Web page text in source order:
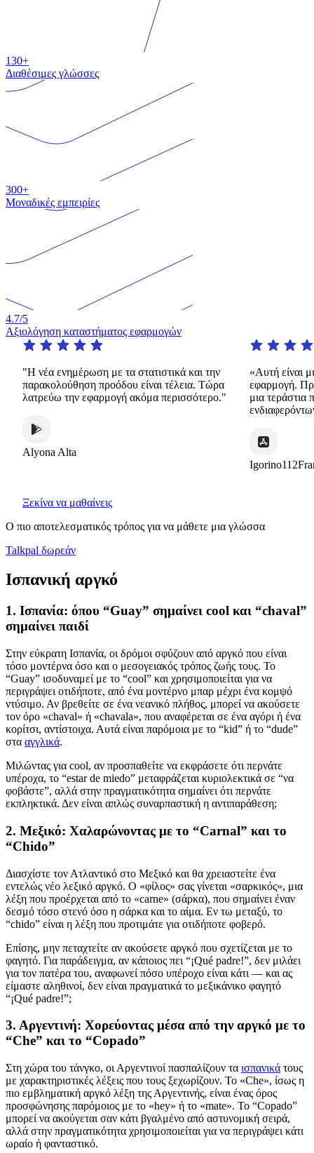
130+
Διαθέσιμες γλώσσες
300+
Μοναδικές εμπειρίες
4.7/5
Αξιολόγηση καταστήματος εφαρμογών
"Η νέα ενημέρωση με τα στατιστικά και την
παρακολούθηση προόδου είναι τέλεια. Τώρα
λατρεύω την εφαρμογή ακόμα περισσότερο."
Alyona Alta
«Αυτή είναι
εφαρμογή.
μια τεράστια
ενδιαφερόντων
Igorino112France
Ξεκίνα να μαθαίνεις
Ο πιο αποτελεσματικός τρόπος για να μάθετε μια γλώσσα
Talkpal δωρεάν
Ισπανική αργκό
1. Ισπανία: όπου “Guay” σημαίνει cool και “chaval”
σημαίνει παιδί
Στην εύκρατη Ισπανία, οι δρόμοι σφύζουν από αργκό που είναι
τόσο μοντέρνα όσο και ο μεσογειακός τρόπος ζωής τους. Το
“Guay” ισοδυναμεί με το “cool” και χρησιμοποιείται για να
περιγράψει οτιδήποτε, από ένα μοντέρνο μπαρ μέχρι ένα κομψό
ντύσιμο. Αν βρεθείτε σε ένα νεανικό πλήθος, μπορεί να ακούσετε
τον όρο «chaval» ή «chavala», που αναφέρεται σε ένα αγόρι ή ένα
κορίτσι, αντίστοιχα. Αυτά είναι παρόμοια με το “kid” ή το “dude”
στα αγγλικά.
Μιλώντας για cool, αν προσπαθείτε να εκφράσετε ότι περνάτε
υπέροχα, το “estar de miedo” μεταφράζεται κυριολεκτικά σε “να
φοβάστε”, αλλά στην πραγματικότητα σημαίνει ότι περνάτε
εκπληκτικά. Δεν είναι απλώς συναρπαστική η αντιπαράθεση;
2. Μεξικό: Χαλαρώνοντας με το “Carnal” και το
“Chido”
Διασχίστε τον Ατλαντικό στο Μεξικό και θα χρειαστείτε ένα
εντελώς νέο λεξικό αργκό. Ο «φίλος» σας γίνεται «σαρκικός», μια
λέξη που προέρχεται από το «carne» (σάρκα), που σημαίνει έναν
δεσμό τόσο στενό όσο η σάρκα και το αίμα. Εν τω μεταξύ, το
“chido” είναι η λέξη που προτιμάτε για οτιδήποτε φοβερό.
Επίσης, μην πεταχτείτε αν ακούσετε αργκό που σχετίζεται με το
φαγητό. Για παράδειγμα, αν κάποιος πει “¡Qué padre!”, δεν μιλάει
για τον πατέρα του, αναφωνεί πόσο υπέροχο είναι κάτι — και ας
είμαστε αληθινοί, δεν είναι πραγματικά το μεξικάνικο φαγητό
“¡Qué padre!”;
3. Αργεντινή: Χορεύοντας μέσα από την αργκό με το
“Che” και το “Copado”
Στη χώρα του τάνγκο, οι Αργεντινοί πασπαλίζουν τα ισπανικά τους
με χαρακτηριστικές λέξεις που τους ξεχωρίζουν. Το «Che», ίσως η
πιο εμβληματική αργκό λέξη της Αργεντινής, είναι ένας όρος
προσφώνησης παρόμοιος με το «hey» ή το «mate». Το “Copado”
μπορεί να ακούγεται σαν κάτι βγαλμένο από αστυνομική σειρά,
αλλά στην πραγματικότητα χρησιμοποιείται για να περιγράψει κάτι
ωραίο ή φανταστικό.